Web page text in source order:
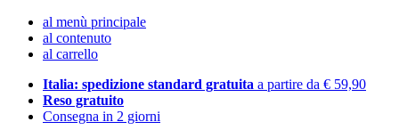
al menù principale
al contenuto
al carrello
Italia: spedizione standard gratuita a partire da € 59,90
Reso gratuito
Consegna in 2 giorni